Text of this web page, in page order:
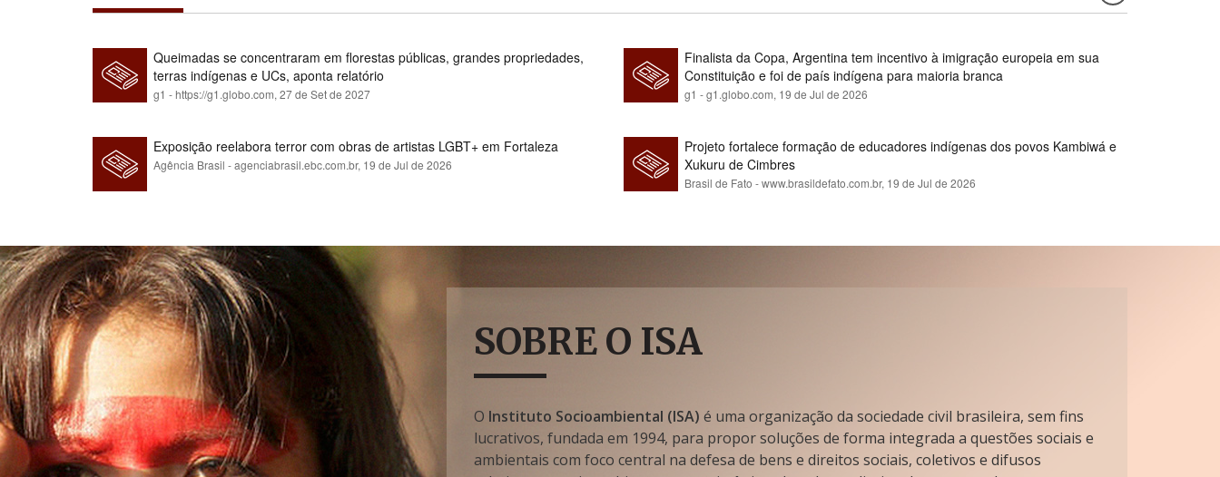
Queimadas se concentraram em florestas públicas, grandes propriedades,
terras indígenas e UCs, aponta relatório
g1 - https://g1.globo.com, 27 de Set de 2027
Finalista da Copa, Argentina tem incentivo à imigração europeia em sua
Constituição e foi de país indígena para maioria branca
g1 - g1.globo.com, 19 de Jul de 2026
Exposição reelabora terror com obras de artistas LGBT+ em Fortaleza
Agência Brasil - agenciabrasil.ebc.com.br, 19 de Jul de 2026
Projeto fortalece formação de educadores indígenas dos povos Kambiwá e
Xukuru de Cimbres
Brasil de Fato - www.brasildefato.com.br, 19 de Jul de 2026
SOBRE O ISA
O Instituto Socioambiental (ISA) é uma organização da sociedade civil brasileira, sem fins
lucrativos, fundada em 1994, para propor soluções de forma integrada a questões sociais e
ambientais com foco central na defesa de bens e direitos sociais, coletivos e difusos